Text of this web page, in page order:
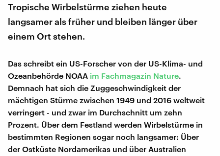
Tropische Wirbelstürme ziehen heute
langsamer als früher und bleiben länger über
einem Ort stehen.
Das schreibt ein US-Forscher von der US-Klima- und
Ozeanbehörde NOAA im Fachmagazin Nature.
Demnach hat sich die Zuggeschwindigkeit der
mächtigen Stürme zwischen 1949 und 2016 weltweit
verringert - und zwar im Durchschnitt um zehn
Prozent. Über dem Festland werden Wirbelstürme in
bestimmten Regionen sogar noch langsamer: Über
der Ostküste Nordamerikas und über Australien